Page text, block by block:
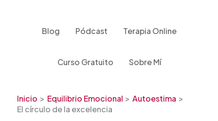
Blog Pódcast Terapia Online
Curso Gratuito Sobre Mí
Inicio Equilibrio Emocional
Autoestima
El círculo de la excelencia